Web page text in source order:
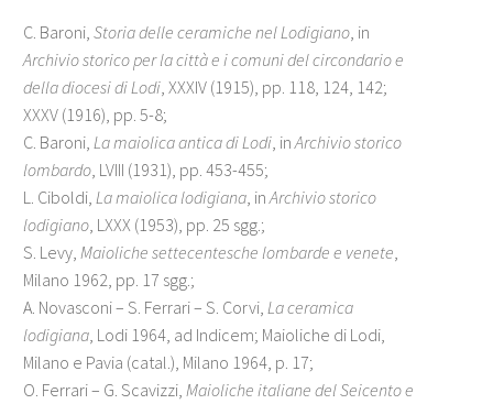
C. Baroni, Storia delle ceramiche nel Lodigiano , in
Archivio storico per la città e i comuni del circondario e
della diocesi di Lodi , XXXIV (1915), pp. 118, 124, 142;
XXXV (1916), pp. 5-8;
C. Baroni, La maiolica antica di Lodi , in Archivio storico
lombardo , LVIII (1931), pp. 453-455;
L. Ciboldi, La maiolica lodigiana , in Archivio storico
lodigiano , LXXX (1953), pp. 25 sgg.;
S. Levy, Maioliche settecentesche lombarde e venete
Milano 1962, pp. 17 sgg.;
A. Novasconi – S. Ferrari – S. Corvi, La ceramica
lodigiana , Lodi 1964, ad Indicem; Maioliche di Lodi,
Milano e Pavia (catal.), Milano 1964, p. 17;
O. Ferrari – G. Scavizzi, Maioliche italiane del Seicento e